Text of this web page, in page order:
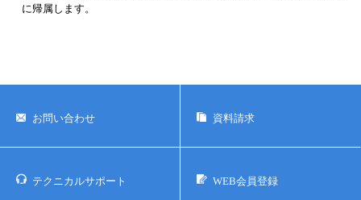
に帰属します。
お問い合わせ 資料請求
テクニカルサポート WEB会員登録